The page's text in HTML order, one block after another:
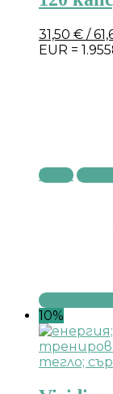
31,50 € /
EUR =
Купи
10%